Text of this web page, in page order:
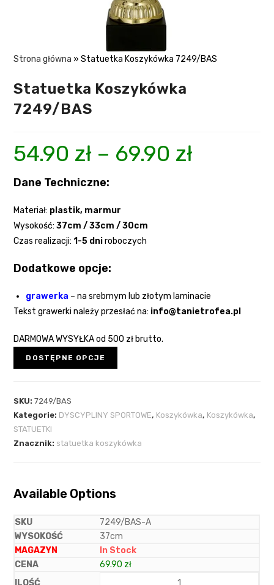
Strona główna »Statuetka Koszykówka 7249/BAS
Statuetka Koszykówka
7249/BAS
54.90 zł – 69.90 zł
Dane Techniczne:
Materiał: plastik, marmur
Wysokość:37cm / 33cm / 30cm
Czas realizacji:1-5 dniroboczych
Dodatkowe opcje:
grawerka – na srebrnym lub złotym laminacie
Tekst grawerki należy przesłać na: info@tanietrofea.pl
DARMOWA WYSYŁKAod 500 zł brutto.
DOSTĘPNE OPCJE
SKU:7249/BAS
Kategorie: DYSCYPLINY SPORTOWE, Koszykówka, Koszykówka,
STATUETKI
Znacznik: statuetka koszykówka
Available Options
7249/BAS-A
37cm
In Stock
69.90 zł